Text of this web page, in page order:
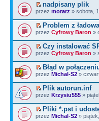
nadpisany plik
przez morarz » sobota,
Problem z
przez Cyfrowy Baron »
Czy instalować
przez Cyfrowy Baron »
Błąd w
przez Michal-S2 »
Plik autorun.inf
przez Krzysiu555 »
Pliki *.pst i
przez Michal-S2 »